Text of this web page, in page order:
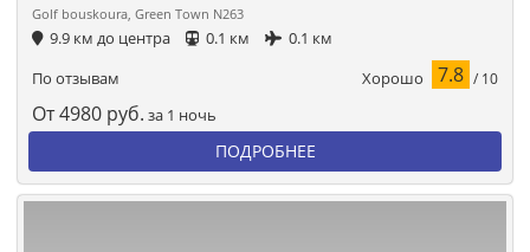
Golf bouskoura, Green Town N263
9.9 км до центра 0.1 км
0.1 км
По отзывам
Хорошо 7.8 / 10
От4980 руб. за 1 ночь
ПОДРОБНЕЕ